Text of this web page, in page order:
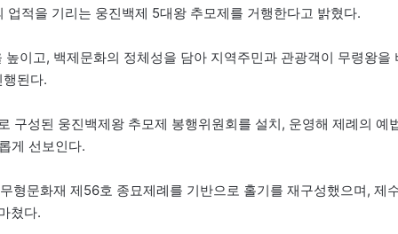
적을 기리는 웅진백제 5대왕 추모제를 거행한다고 밝혔다.
이고, 백제문화의 정체성을 담아 지역주민과 관광객이 무령왕을
된다.
구성된 웅진백제왕 추모제 봉행위원회를 설치, 운영해 제례의 예
게 선보인다.
형문화재 제56호 종묘제례를 기반으로 홀기를 재구성했으며, 제
쳤다.